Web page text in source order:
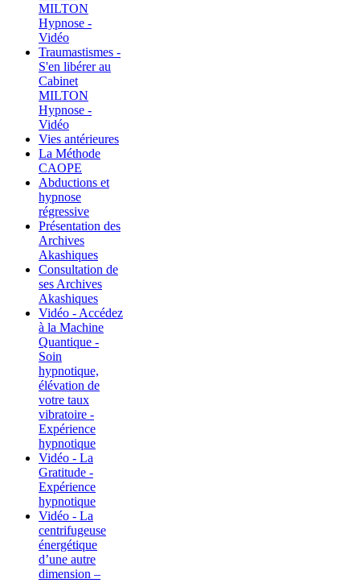
MILTON
Hypnose -
Vidéo
Traumastismes -
S'en libérer au
Cabinet
MILTON
Hypnose -
Vidéo
Vies antérieures
La Méthode
CAOPE
Abductions et
hypnose
régressive
Présentation des
Archives
Akashiques
Consultation de
ses Archives
Akashiques
Vidéo - Accédez
à la Machine
Quantique -
Soin
hypnotique,
élévation de
votre taux
vibratoire -
Expérience
hypnotique
Vidéo - La
Gratitude -
Expérience
hypnotique
Vidéo - La
centrifugeuse
énergétique
d’une autre
dimension –